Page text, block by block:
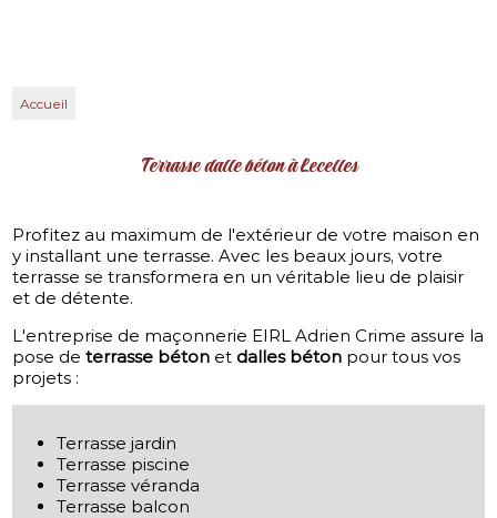
Accueil
Terrasse dalle béton à Lecelles
Profitez au maximum de l'extérieur de votre maison en
y installant une terrasse. Avec les beaux jours, votre
terrasse se transformera en un véritable lieu de plaisir
et de détente.
L'entreprise de maçonnerie EIRL Adrien Crime assure la
pose deterrasse béton et dalles béton pour tous vos
projets :
Terrasse jardin
Terrasse piscine
Terrasse véranda
Terrasse balcon